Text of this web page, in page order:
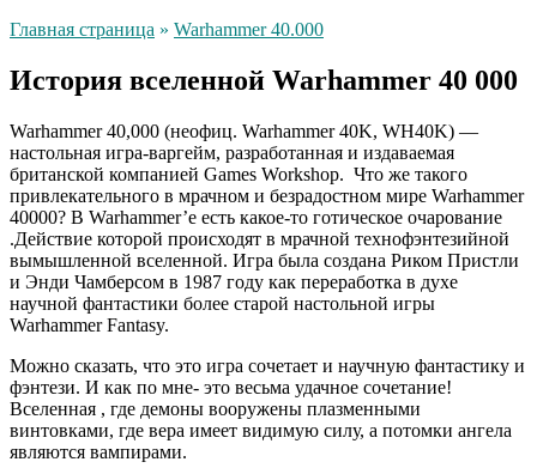
Главная страница » Warhammer 40.000
История вселенной Warhammer 40 000
Warhammer 40,000 (неофиц. Warhammer 40K, WH40K) —
настольная игра-варгейм, разработанная и издаваемая
британской компанией Games Workshop. Что же такого
привлекательного в мрачном и безрадостном мире Warhammer
40000? В Warhammer’е есть какое-то готическое очарование
.Действие которой происходят в мрачной технофэнтезийной
вымышленной вселенной. Игра была создана Риком Пристли
и Энди Чамберсом в 1987 году как переработка в духе
научной фантастики более старой настольной игры
Warhammer Fantasy.
Можно сказать, что это игра сочетает и научную фантастику и
фэнтези. И как по мне- это весьма удачное сочетание!
Вселенная , где демоны вооружены плазменными
винтовками, где вера имеет видимую силу, а потомки ангела
являются вампирами.